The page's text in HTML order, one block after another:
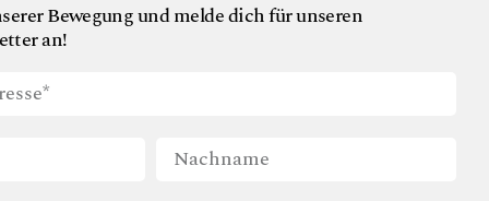
Bewegung und melde dich für unseren
an!